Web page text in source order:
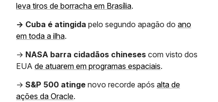
leva tiros de borracha em Brasília.
→ Cuba é atingida pelo segundo apagão do ano
em toda a ilha.
→ NASA barra cidadãos chineses com visto dos
EUA de atuarem em programas espaciais.
→ S&P 500 atinge novo recorde após alta de
ações da Oracle.